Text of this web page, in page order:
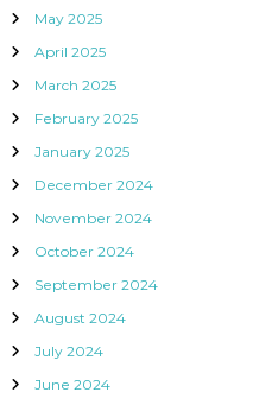
May 2025
April 2025
March 2025
February 2025
January 2025
December 2024
November 2024
October 2024
September 2024
August 2024
July 2024
June 2024